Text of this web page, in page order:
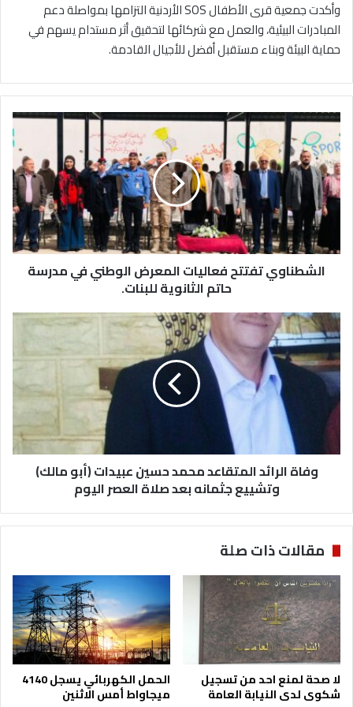
وأكدت جمعية قرى الأطفال SOS الأردنية التزامها بمواصلة دعم
المبادرات البيئية، والعمل مع شركائها لتحقيق أثر مستدام يسهم في
حماية البيئة وبناء مستقبل أفضل للأجيال القادمة.
ا
ل
ش
ط
ن
ا
ت
ح
ف
ع
ا
ل
ي
ا
ر
ا
و
ط
ن
ي
ف
ي
م
د
الشطناوي تفتتح فعاليات المعرض الوطني في مدرسة
حاتم الثانوية للبنات.
و
ف
ا
ة
ا
ل
ئ
م
ق
ع
د
م
ح
م
د
ح
س
وفاة الرائد المتقاعد محمد حسين عبيدات (أبو مالك)
وتشييع جثمانه بعد صلاة العصر اليوم
مقالات ذات صلة
لا صحة لمنع احد من تسجيل
شكوى لدى النيابة العامة
الحمل الكهربائي يسجل 4140
ميجاواط أمس الاثنين